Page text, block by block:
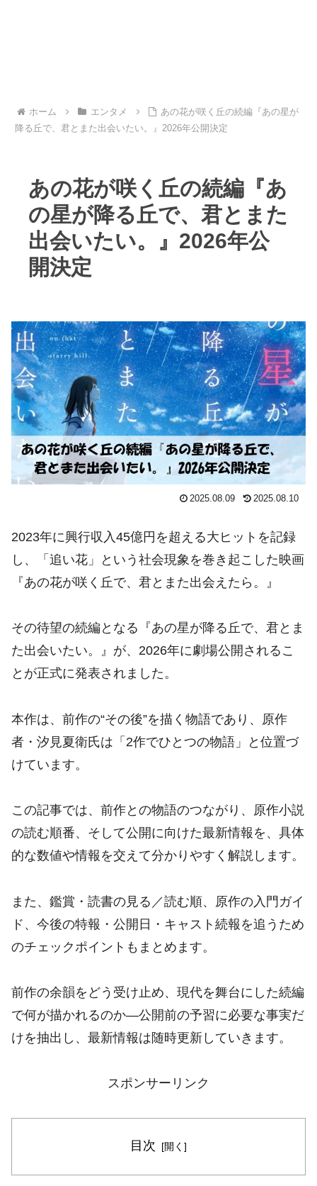
ホーム エンタメ
あの花が咲く丘の続編『あの星が
降る丘で、君とまた出会いたい。』2026年公開決定
あの花が咲く丘の続編『あ
の星が降る丘で、君とまた
出会いたい。』2026年公
開決定
2025.08.09 2025.08.10
2023年に興行収入45億円を超える大ヒットを記録
し、「追い花」という社会現象を巻き起こした映画
『あの花が咲く丘で、君とまた出会えたら。』
その待望の続編となる『あの星が降る丘で、君とま
た出会いたい。』が、2026年に劇場公開されるこ
とが正式に発表されました。
本作は、前作の“その後”を描く物語であり、原作
者・汐見夏衛氏は「2作でひとつの物語」と位置づ
けています。
この記事では、前作との物語のつながり、原作小説
の読む順番、そして公開に向けた最新情報を、具体
的な数値や情報を交えて分かりやすく解説します。
また、鑑賞・読書の見る／読む順、原作の入門ガイ
ド、今後の特報・公開日・キャスト続報を追うため
のチェックポイントもまとめます。
前作の余韻をどう受け止め、現代を舞台にした続編
で何が描かれるのか―公開前の予習に必要な事実だ
けを抽出し、最新情報は随時更新していきます。
スポンサーリンク
目次